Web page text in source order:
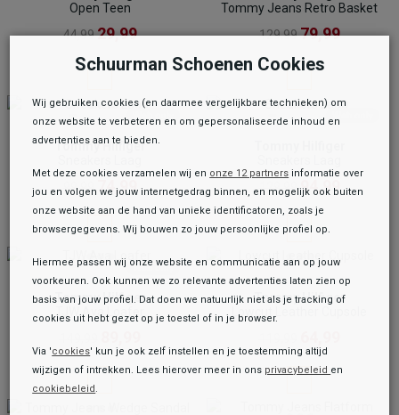
Open Teen
44,9929,99
Tommy Jeans Retro Basket
129,9979,99
Tommy Hilfiger
99,99 74,99
129,99 94,99
Tommy Hilfiger
TJW Ava Loafer
Tommy Hilfiger
Lowcut Leather Cupsole
Schuurman Schoenen Cookies
Wij gebruiken cookies (en daarmee vergelijkbare technieken) om
onze website te verbeteren en om gepersonaliseerde inhoud en
advertenties aan te bieden.
Met deze cookies verzamelen wij en onze 12 partners informatie over
jou en volgen we jouw internetgedrag binnen, en mogelijk ook buiten
onze website aan de hand van unieke identificatoren, zoals je
browsergegevens. Wij bouwen zo jouw persoonlijke profiel op.
Hiermee passen wij onze website en communicatie aan op jouw
voorkeuren. Ook kunnen we zo relevante advertenties laten zien op
basis van jouw profiel. Dat doen we natuurlijk niet als je tracking of
cookies uit hebt gezet op je toestel of in je browser.
Via 'cookies' kun je ook zelf instellen en je toestemming altijd
wijzigen of intrekken. Lees hierover meer in ons privacybeleid en
cookiebeleid .